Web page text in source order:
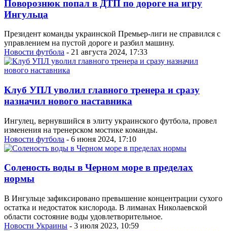
Поворознюк попал в ДТП по дороге на игру
Ингульца
Президент команды украинской Премьер-лиги не справился с
управлением на пустой дороге и разбил машину.
Новости футбола - 21 августа 2024, 17:33
Клуб УПЛ уволил главного тренера и сразу
назначил нового наставника
Ингулец, вернувшийся в элиту украинского футбола, провел
изменения на тренерском мостике команды.
Новости футбола - 6 июня 2024, 17:10
Соленость воды в Черном море в пределах
нормы
В Ингульце зафиксировано превышение концентрации сухого
остатка и недостаток кислорода. В лиманах Николаевской
области состояние воды удовлетворительное.
Новости Украины - 3 июля 2023, 10:59